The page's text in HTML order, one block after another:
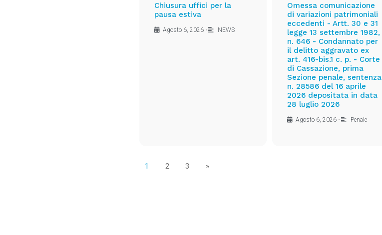
Chiusura uffici per la
pausa estiva
Agosto 6, 2026 • NEWS
Omessa comunicazione
di variazioni patrimoniali
eccedenti - Artt. 30 e 31
legge 13 settembre 1982,
n. 646 - Condannato per
il delitto aggravato ex
art. 416-bis.1 c. p. - Corte
di Cassazione, prima
Sezione penale, sentenza
n. 28586 del 16 aprile
2026 depositata in data
28 luglio 2026
Agosto 6, 2026 • Penale
1 2 3 »